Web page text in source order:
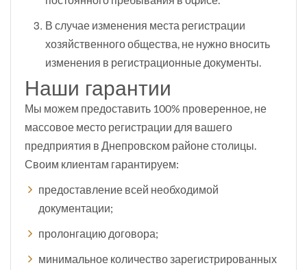
В случае изменения места регистрации
хозяйственного общества, не нужно вносить
изменения в регистрационные документы.
Наши гарантии
Мы можем предоставить 100% проверенное, не
массовое место регистрации для вашего
предприятия в Днепровском районе столицы.
Своим клиентам гарантируем:
предоставление всей необходимой
документации;
пролонгацию договора;
минимальное количество зарегистрированных